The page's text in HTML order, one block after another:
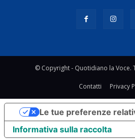
© Copyright - Quotidiano la Voce.
Contatti Privacy
Informativa sulla raccolta
Le tue preferenze